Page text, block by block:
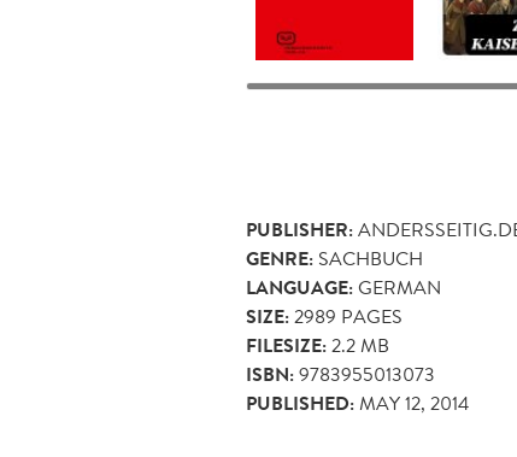
PUBLISHER:
GENRE: SACHBUCH
LANGUAGE:GERMAN
SIZE:2989 PAGES
FILESIZE:2.2 MB
ISBN:9783955013073
PUBLISHED:MAY 12, 2014